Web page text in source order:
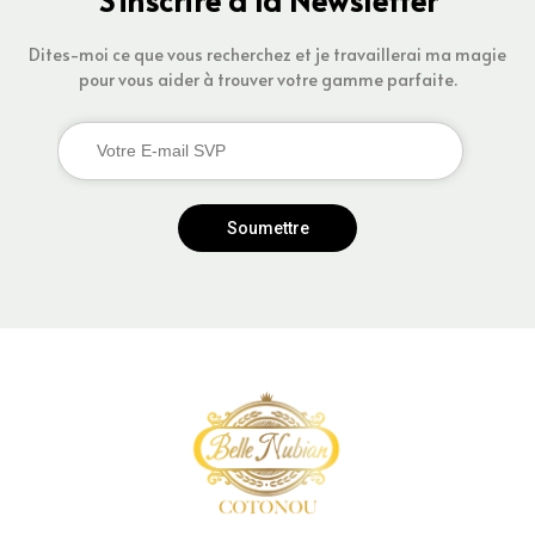
Dites-moi ce que vous recherchez et je travaillerai ma magie
pour vous aider à trouver votre gamme parfaite.
Soumettre